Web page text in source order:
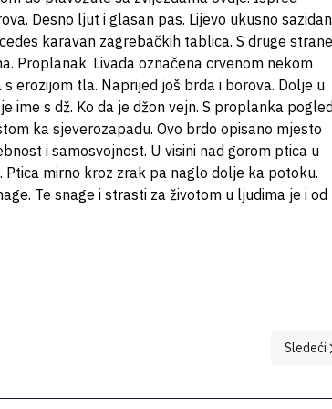
Desno ljut i glasan pas. Lijevo ukusno
karavan zagrebačkih tablica. S druge strane
Proplanak. Livada označena crvenom nekom
erozijom tla. Naprijed još brda i borova. Dolje u
ime s dž. Ko da je džon vejn. S proplanka pogled
ka sjeverozapadu. Ovo brdo opisano mjesto
i samosvojnost. U visini nad gorom ptica u
mirno kroz zrak pa naglo dolje ka potoku.
Te snage i strasti za životom u ljudima je i od
Sledeći
Sledeći